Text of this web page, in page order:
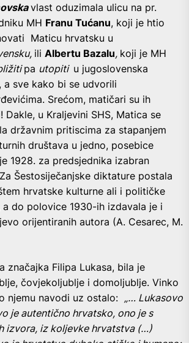
vlast oduzimala ulicu na pr.
MH Franu Tućanu, koji je htio
Maticu hrvatsku u
ili Albertu Bazalu, koji je MH
pa utopiti u jugoslovenska
a sve kako bi se udvorili
Srećom, matičari su ih
Dakle, u Kraljevini SHS, Matica se
državnim pritiscima za stapanjem
društava u jedno, posebice
1928. za predsjednika izabran
Šestosiječanjske diktature postala
hrvatske kulturne ali i političke
a do polovice 1930-ih izdavala je i
orijentiranih autora (A. Cesarec, M.
značajka Filipa Lukasa, bila je
čovjekoljublje i domoljublje. Vinko
njemu navodi uz ostalo: „… Lukasovo
je autentično hrvatsko, ono je s
izvora, iz koljevke hrvatstva (…)